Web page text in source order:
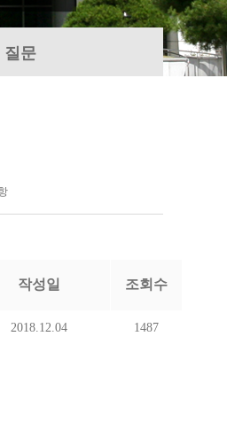
질문
작성일 조회수
2018.12.04 1487